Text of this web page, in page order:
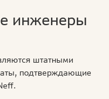
инженеры
штатными
подтверждающие